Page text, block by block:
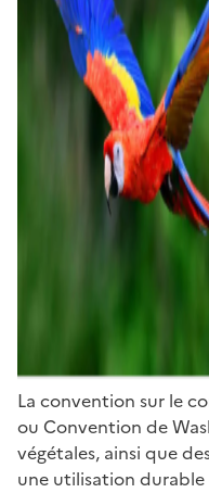
La convention sur le
ou Convention de
végétales, ainsi que
une utilisation durable